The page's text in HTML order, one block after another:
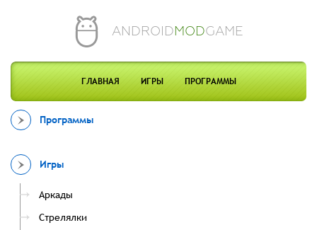
ANDROIDMODGAME
ГЛАВНАЯ ИГРЫ ПРОГРАММЫ
Программы
Игры
Аркады
Стрелялки